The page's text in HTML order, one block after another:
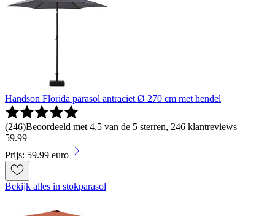
Handson Florida parasol antraciet Ø 270 cm met hendel
(246)Beoordeeld met 4.5 van de 5 sterren, 246 klantreviews
59.99
Prijs: 59.99 euro
Bekijk alles in stokparasol